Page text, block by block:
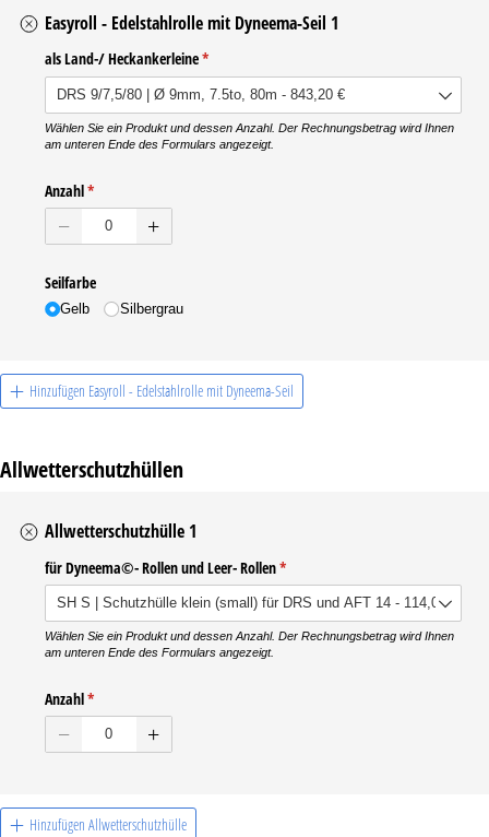
Easyroll - Edelstahlrolle mit Dyneema-Seil 1
als Land-/​ Heckankerleine*
(erforderlich)
Wählen Sie ein Produkt und dessen Anzahl. Der Rechnungsbetrag wird Ihnen
am unteren Ende des Formulars angezeigt.
Anzahl*
(erforderlich)
Seilfarbe
Gelb Silbergrau
Hinzufügen Easyroll - Edelstahlrolle mit Dyneema-Seil
Allwetterschutzhüllen
Allwetterschutzhülle 1
für Dyneema©- Rollen und Leer- Rollen*
(erforderlich)
Wählen Sie ein Produkt und dessen Anzahl. Der Rechnungsbetrag wird Ihnen
am unteren Ende des Formulars angezeigt.
Anzahl*
(erforderlich)
Hinzufügen Allwetterschutzhülle